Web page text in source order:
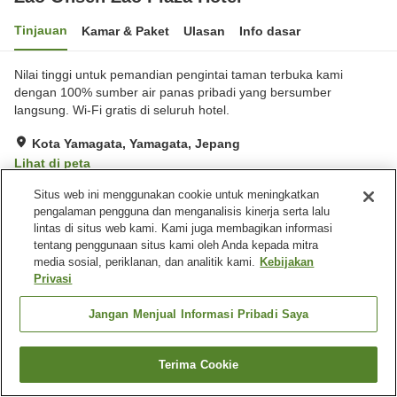
Tinjauan Kamar & Paket Ulasan Info dasar
Nilai tinggi untuk pemandian pengintai taman terbuka kami
dengan 100% sumber air panas pribadi yang bersumber
langsung. Wi-Fi gratis di seluruh hotel.
Kota Yamagata, Yamagata, Jepang
Lihat di peta
Sangat baik Ulasan: 210
Fasilitas properti
Tempat parkir
Restoran
Mesin penjual otomatis
Beranda Jepang Yamagata
Kota Yamagata
Zao Onsen Zao Plaza Hotel
Cari kamar
Situs web ini menggunakan cookie untuk meningkatkan
pengalaman pengguna dan menganalisis kinerja serta lalu
lintas di situs web kami. Kami juga membagikan informasi
tentang penggunaan situs kami oleh Anda kepada mitra
media sosial, periklanan, dan analitik kami. Kebijakan
Privasi
Jangan Menjual Informasi Pribadi Saya
Terima Cookie